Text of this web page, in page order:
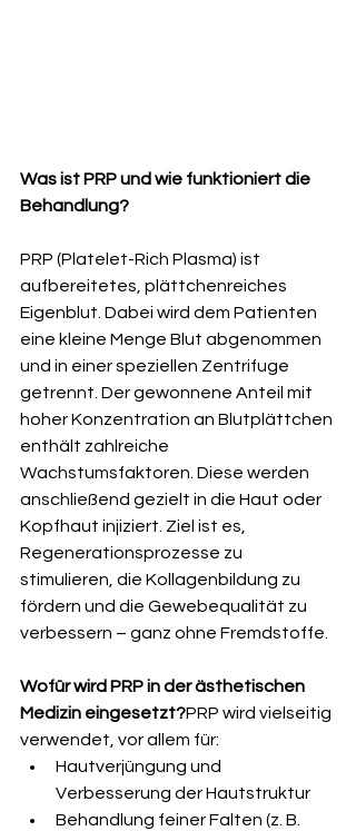
Was ist PRP und wie funktioniert die
Behandlung?
PRP (Platelet-Rich Plasma) ist
aufbereitetes, plättchenreiches
Eigenblut. Dabei wird dem Patienten
eine kleine Menge Blut abgenommen
und in einer speziellen Zentrifuge
getrennt. Der gewonnene Anteil mit
hoher Konzentration an Blutplättchen
enthält zahlreiche
Wachstumsfaktoren. Diese werden
anschließend gezielt in die Haut oder
Kopfhaut injiziert. Ziel ist es,
Regenerationsprozesse zu
stimulieren, die Kollagenbildung zu
fördern und die Gewebequalität zu
verbessern – ganz ohne Fremdstoffe.
Wofür wird PRP in der ästhetischen
Medizin eingesetzt?PRP wird vielseitig
verwendet, vor allem für:
Hautverjüngung und
Verbesserung der Hautstruktur
Behandlung feiner Falten (z. B.